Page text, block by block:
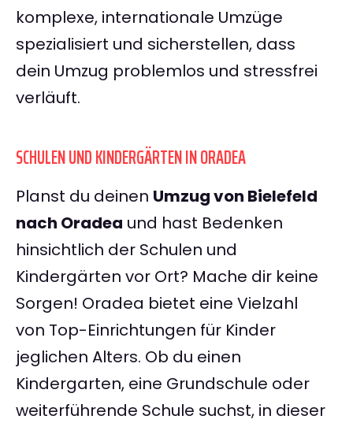
komplexe, internationale Umzüge
spezialisiert und sicherstellen, dass
dein Umzug problemlos und stressfrei
verläuft.
SCHULEN UND KINDERGÄRTEN IN ORADEA
Planst du deinen Umzug von Bielefeld
nach Oradea und hast Bedenken
hinsichtlich der Schulen und
Kindergärten vor Ort? Mache dir keine
Sorgen! Oradea bietet eine Vielzahl
von Top-Einrichtungen für Kinder
jeglichen Alters. Ob du einen
Kindergarten, eine Grundschule oder
weiterführende Schule suchst, in dieser